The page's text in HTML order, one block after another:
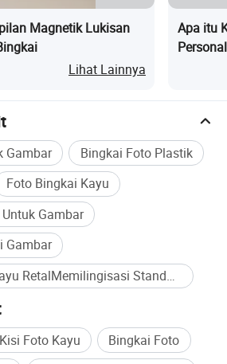
Magnetik Lukisan
Lihat Lainnya
Apa itu
Gambar
Bingkai Foto Plastik
Foto Bingkai Kayu
Gambar
Gambar
Bingkai Gambar Kayu RetalMemilingisasi Standar Pembelian Massal
Kisi Foto Kayu
Bingkai Foto